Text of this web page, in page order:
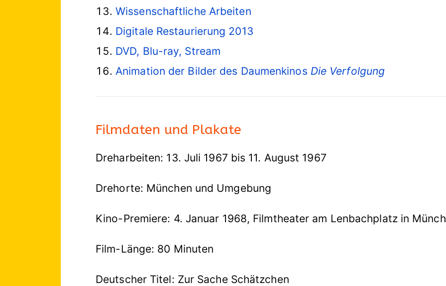
Wissenschaftliche Arbeiten
Digitale Restaurierung 2013
DVD, Blu-ray, Stream
Animation der Bilder des Daumenkinos Die Verfolgung
Filmdaten und Plakate
Dreharbeiten: 13. Juli 1967 bis 11. August 1967
Drehorte: München und Umgebung
Kino-Premiere: 4. Januar 1968, Filmtheater am Lenbachplatz in
Film-Länge: 80 Minuten
Deutscher Titel: Zur Sache Schätzchen